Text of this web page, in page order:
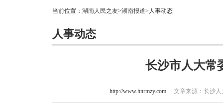
当前位置： 湖南人民之友>湖南报道>人事动态
人事动态
长沙市人大常
http://www.hnrmzy.com 文章来源：长沙